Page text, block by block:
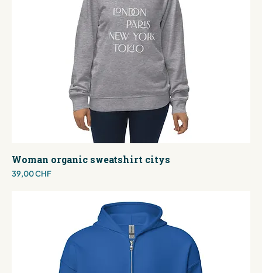
Woman organic sweatshirt citys
Preis
39,00 CHF